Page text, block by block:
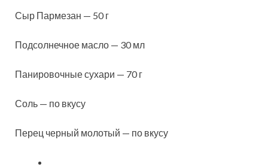
Сыр Пармезан — 50 г
Подсолнечное масло — 30 мл
Панировочные сухари — 70 г
Соль — по вкусу
Перец черный молотый — по вкусу